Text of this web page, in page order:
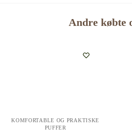
Andre købte
KOMFORTABLE OG PRAKTISKE
PUFFER